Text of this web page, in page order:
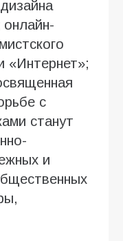
«Интернет»;
с
станут
и